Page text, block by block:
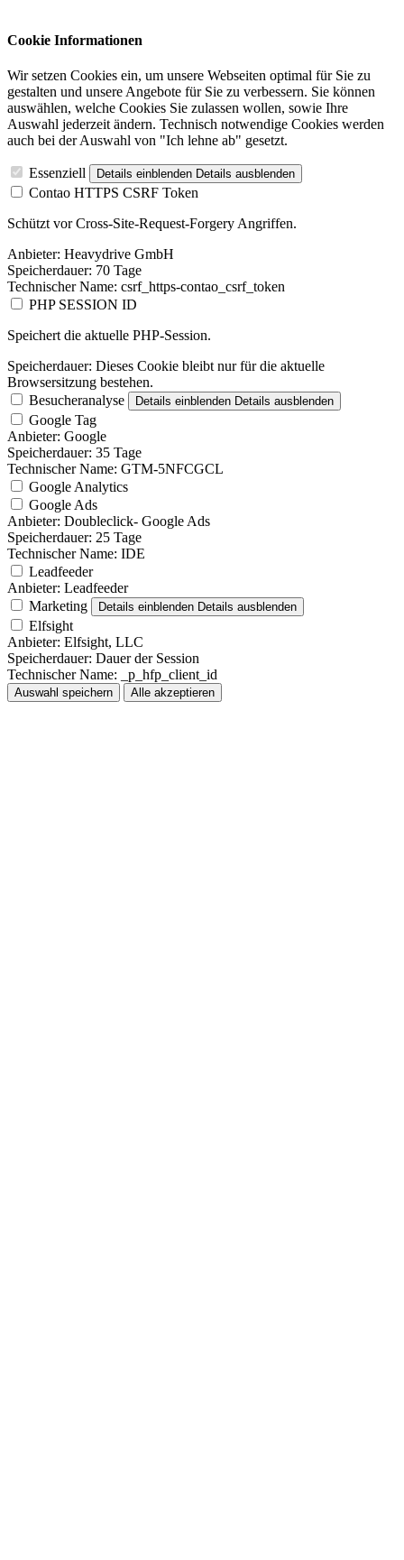
Cookie Informationen
Wir setzen Cookies ein, um unsere Webseiten optimal für Sie zu
gestalten und unsere Angebote für Sie zu verbessern. Sie können
auswählen, welche Cookies Sie zulassen wollen, sowie Ihre
Auswahl jederzeit ändern. Technisch notwendige Cookies werden
auch bei der Auswahl von "Ich lehne ab" gesetzt.
Essenziell Details einblenden Details ausblenden
Contao HTTPS CSRF Token
Schützt vor Cross-Site-Request-Forgery Angriffen.
Anbieter: Heavydrive GmbH
Speicherdauer: 70 Tage
Technischer Name: csrf_https-contao_csrf_token
PHP SESSION ID
Speichert die aktuelle PHP-Session.
Speicherdauer: Dieses Cookie bleibt nur für die aktuelle
Browsersitzung bestehen.
Besucheranalyse
Details einblenden Details ausblenden
Google Tag
Anbieter: Google
Speicherdauer: 35 Tage
Technischer Name: GTM-5NFCGCL
Google Analytics
Google Ads
Anbieter: Doubleclick- Google Ads
Speicherdauer: 25 Tage
Technischer Name: IDE
Leadfeeder
Anbieter: Leadfeeder
Marketing
Details einblenden Details ausblenden
Elfsight
Anbieter: Elfsight, LLC
Speicherdauer: Dauer der Session
Technischer Name: _p_hfp_client_id
Auswahl speichern Alle akzeptieren